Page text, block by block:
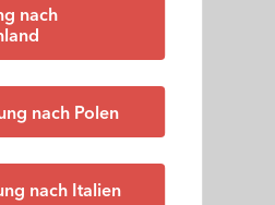
nach
nach Polen
nach Italien